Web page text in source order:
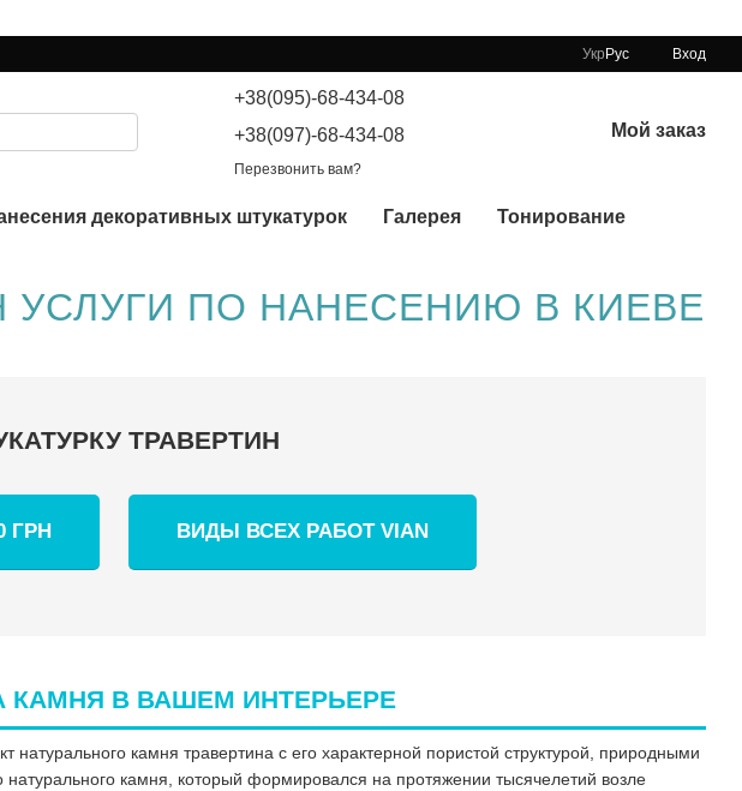
Укр Рус Вход
+38(095)-68-434-08
+38(097)-68-434-08
Перезвонить вам?
Мой заказ
декоративных штукатурок Галерея Тонирование
УСЛУГИ ПО НАНЕСЕНИЮ В КИЕВЕ
ТРАВЕРТИН
ГРН ВИДЫ ВСЕХ РАБОТ VIAN
КАМНЯ В ВАШЕМ ИНТЕРЬЕРЕ
натурального камня травертина с его характерной пористой структурой, природными
натурального камня, который формировался на протяжении тысячелетий возле